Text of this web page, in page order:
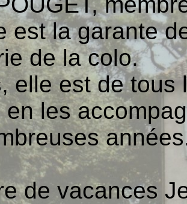
est la garante
de la colo.
elle est de
en les
de vacances